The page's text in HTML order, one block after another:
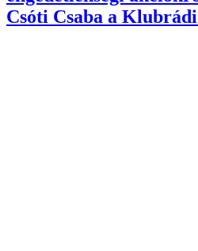
Csóti Csaba a